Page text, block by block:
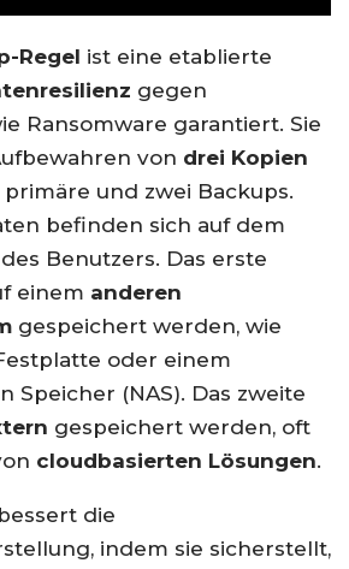
Regel ist eine etablierte
gegen
Ransomware garantiert. Sie
von drei Kopien
primäre und zwei Backups.
befinden sich auf dem
Benutzers. Das erste
einem anderen
gespeichert werden, wie
oder einem
Speicher (NAS). Das zweite
gespeichert werden, oft
cloudbasierten Lösungen.
die
indem sie sicherstellt,